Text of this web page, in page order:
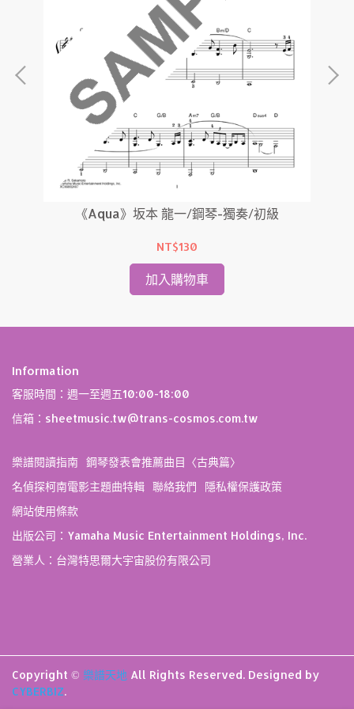
《Aqua》坂本 龍一/鋼琴-獨奏/初級
NT$130
加入購物車
Information
客服時間：週一至週五10:00-18:00
信箱：sheetmusic.tw@trans-cosmos.com.tw
樂譜閱讀指南 鋼琴發表會推薦曲目〈古典篇〉
名偵探柯南電影主題曲特輯 聯絡我們
隱私權保護政策
網站使用條款
出版公司：Yamaha Music Entertainment Holdings, Inc.
營業人：台灣特思爾大宇宙股份有限公司
Copyright © 樂譜天地 All Rights Reserved. Designed by
CYBERBIZ.